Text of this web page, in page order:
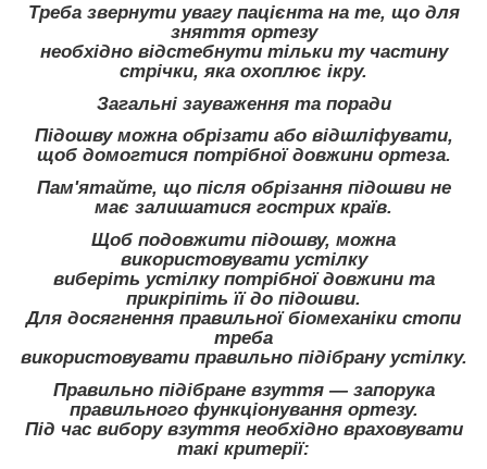
Треба звернути увагу пацієнта на те, що для
зняття ортезу
необхідно відстебнути тільки ту частину
стрічки, яка охоплює ікру.
Загальні зауваження та поради
Підошву можна обрізати або відшліфувати,
щоб домогтися потрібної довжини ортеза.
Пам'ятайте, що після обрізання підошви не
має залишатися гострих країв.
Щоб подовжити підошву, можна
використовувати устілку
виберіть устілку потрібної довжини та
прикріпіть її до підошви.
Для досягнення правильної біомеханіки стопи
треба
використовувати правильно підібрану устілку.
Правильно підібране взуття — запорука
правильного функціонування ортезу.
Під час вибору взуття необхідно враховувати
такі критерії: